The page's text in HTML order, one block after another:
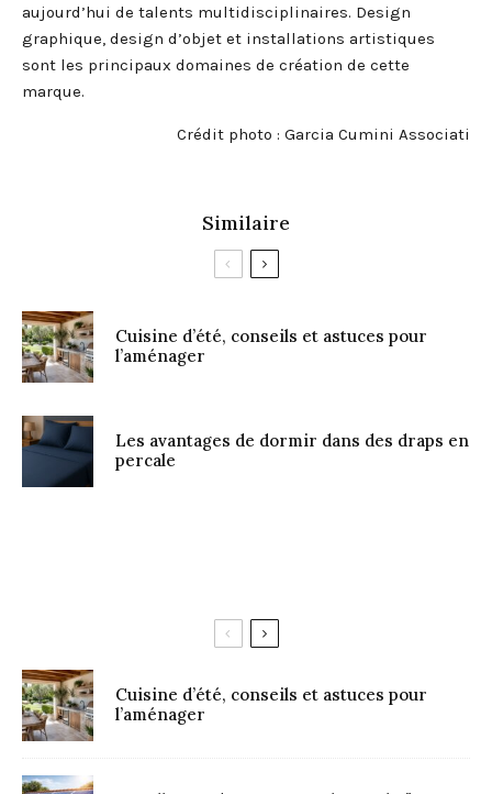
aujourd’hui de talents multidisciplinaires. Design
graphique, design d’objet et installations artistiques
sont les principaux domaines de création de cette
marque.
Crédit photo : Garcia Cumini Associati
Similaire
Cuisine d’été, conseils et astuces pour
l’aménager
Les avantages de dormir dans des draps en
percale
Cuisine d’été, conseils et astuces pour
l’aménager